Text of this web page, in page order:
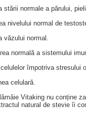
stării normale a părului,
nivelului normal de
văzului normal.
normală a sistemului
împotriva stresului
celulară.
Vitaking nu conține
natural de stevie îi